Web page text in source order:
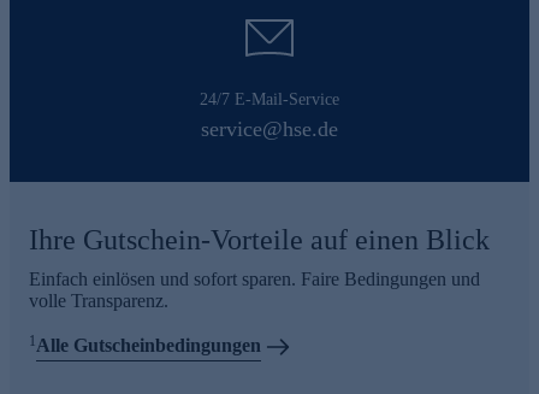
24/7 E-Mail-Service
service@hse.de
Ihre Gutschein-Vorteile auf einen Blick
Einfach einlösen und sofort sparen. Faire Bedingungen und
volle Transparenz.
1Alle Gutscheinbedingungen